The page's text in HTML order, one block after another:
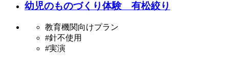
幼児のものづくり体験 有松絞り
教育機関向けプラン
#針不使用
#実演